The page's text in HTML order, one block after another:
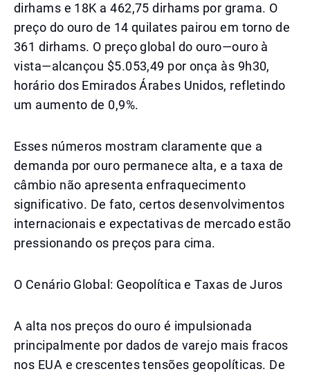
dirhams e 18K a 462,75 dirhams por grama. O
preço do ouro de 14 quilates pairou em torno de
361 dirhams. O preço global do ouro—ouro à
vista—alcançou $5.053,49 por onça às 9h30,
horário dos Emirados Árabes Unidos, refletindo
um aumento de 0,9%.
Esses números mostram claramente que a
demanda por ouro permanece alta, e a taxa de
câmbio não apresenta enfraquecimento
significativo. De fato, certos desenvolvimentos
internacionais e expectativas de mercado estão
pressionando os preços para cima.
O Cenário Global: Geopolítica e Taxas de Juros
A alta nos preços do ouro é impulsionada
principalmente por dados de varejo mais fracos
nos EUA e crescentes tensões geopolíticas. De